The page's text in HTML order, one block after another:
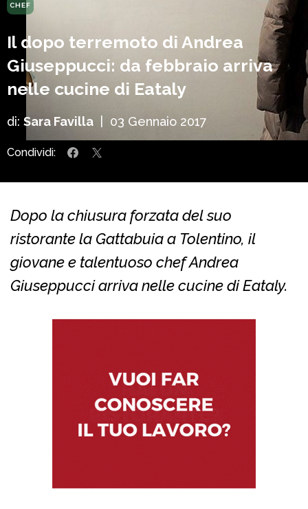
CHEF
Il dopo terremoto di Andrea
Giuseppucci: da febbraio arriva
nelle cucine di Eataly
di: Sara Favilla 03 Gennaio 2017
Condividi:
Dopo la chiusura forzata del suo
ristorante la Gattabuia a Tolentino, il
giovane e talentuoso chef Andrea
Giuseppucci arriva nelle cucine di Eataly.